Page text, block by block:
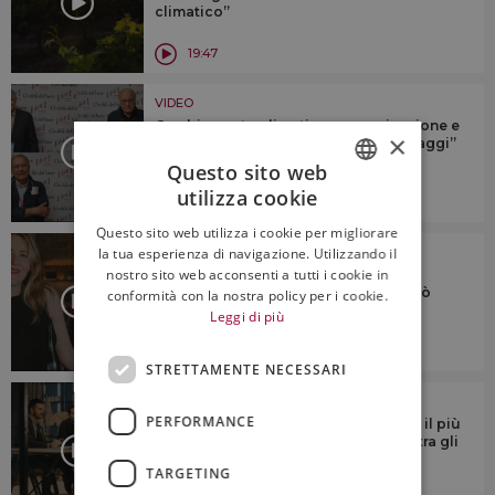
climatico”
19:47
VIDEO
Cambiamento climatico, comunicazione e
giovani: il futuro secondo i “grandi saggi”
9:50
VIDEO
Il gender gap nel mondo del vino è in
controtendenza, ma il settore non può
permettersi di tacere
Tra i vini del mondo, quello italiano è il più
competitivo, ma deve esserlo anche tra gli
ENGLISH
×
Questo sito web
utilizza cookie
Questo sito web utilizza i cookie per migliorare
la tua esperienza di navigazione. Utilizzando il
nostro sito web acconsenti a tutti i cookie in
conformità con la nostra policy per i cookie.
Leggi di più
STRETTAMENTE NECESSARI
PERFORMANCE
TARGETING